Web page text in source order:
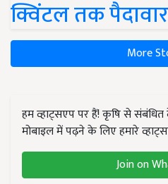
क्विंटल तक
More
हम व्हाट्सएप पर हैं! कृषि से
मोबाइल में पढ़ने के लिए हमारे
Join on